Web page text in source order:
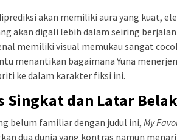
akan memiliki aura yang kuat,
akan digali lebih dalam seiring
memiliki visual memukau sangat
menantikan bagaimana Yuna
ke dalam karakter fiksi ini.
Singkat dan Latar
belum familiar dengan judul ini,My
dua dunia yang kontras namun